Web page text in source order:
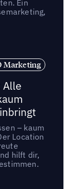
Ein
Marketing
Alle
– kaum
Location
hilft dir,